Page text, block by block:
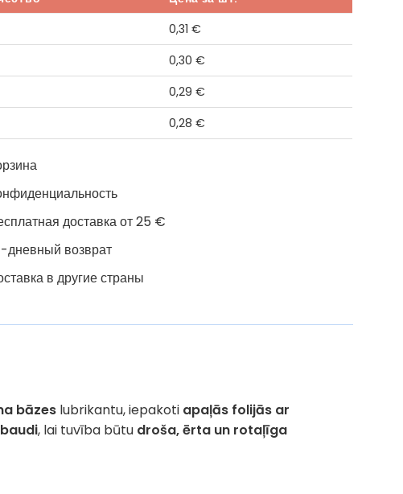
0,31€
0,30€
0,29€
0,28€
доставка от 25 €
дневный возврат
в другие страны
bāzes lubrikantu, iepakoti apaļās folijās ar
, lai tuvība būtu droša, ērta un rotaļīga